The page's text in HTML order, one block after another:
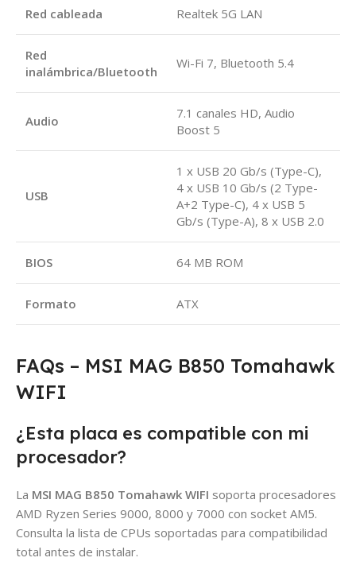
Red cableada Realtek 5G LAN
Red
inalámbrica/Bluetooth
Wi-Fi 7, Bluetooth 5.4
Audio
7.1 canales HD, Audio
Boost 5
USB
1 x USB 20 Gb/s (Type-C),
4 x USB 10 Gb/s (2 Type-
A+2 Type-C), 4 x USB 5
Gb/s (Type-A), 8 x USB 2.0
BIOS 64 MB ROM
Formato ATX
FAQs – MSI MAG B850 Tomahawk
WIFI
¿Esta placa es compatible con mi
procesador?
La MSI MAG B850 Tomahawk WIFI soporta procesadores
AMD Ryzen Series 9000, 8000 y 7000 con socket AM5.
Consulta la lista de CPUs soportadas para compatibilidad
total antes de instalar.